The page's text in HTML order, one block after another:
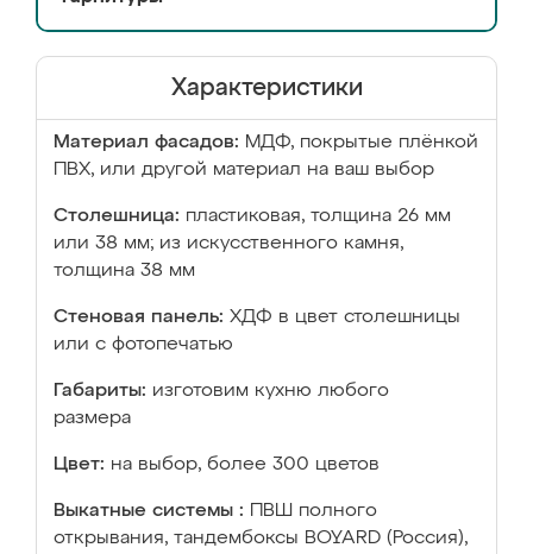
Характеристики
Материал фасадов: МДФ, покрытые плёнкой
ПВХ, или другой материал на ваш выбор
Столешница: пластиковая, толщина 26 мм
или 38 мм; из искусственного камня,
толщина 38 мм
Стеновая панель: ХДФ в цвет столешницы
или с фотопечатью
Габариты: изготовим кухню любого
размера
Цвет: на выбор, более 300 цветов
Выкатные системы :
ПВШ полного
открывания, тандембоксы BOYARD (Россия),